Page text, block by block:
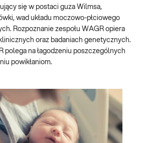
się w postaci guza Wilmsa,
wad układu moczowo-płciowego
Rozpoznanie zespołu WAGR opiera
oraz badaniach genetycznych.
polega na łagodzeniu poszczególnych
powikłaniom.